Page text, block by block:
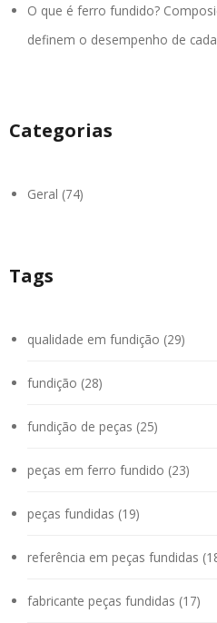
O que é ferro fundido?
definem o desempenho de
Categorias
Geral (74)
Tags
qualidade em fundição (29)
fundição (28)
fundição de peças (25)
peças em ferro fundido (23)
peças fundidas (19)
referência em peças fundidas
fabricante peças fundidas (17)